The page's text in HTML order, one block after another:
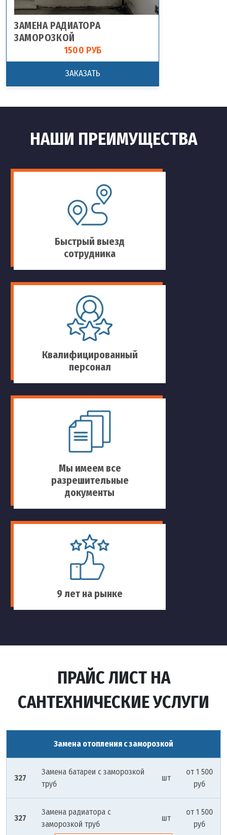
ЗАМЕНА РАДИАТОРА
ЗАМОРОЗКОЙ
1500 РУБ
ЗАКАЗАТЬ
НАШИ ПРЕИМУЩЕСТВА
Быстрый выезд
сотрудника
Квалифицированный
персонал
Мы имеем все
разрешительные
документы
9 лет на рынке
ПРАЙС ЛИСТ НА
САНТЕХНИЧЕСКИЕ УСЛУГИ
Замена отопления с заморозкой
327
Замена батареи с заморозкой
труб
шт
от 1 500
руб
327
Замена радиатора с
заморозкой труб
шт
от 1 500
руб